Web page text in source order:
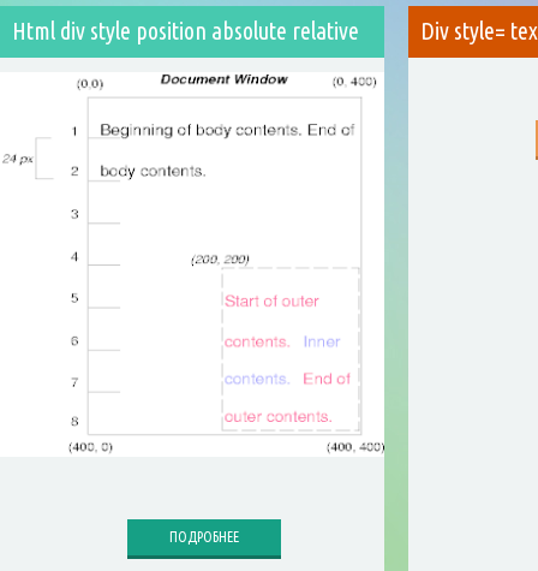
Html div style position absolute relative
ПОДРОБНЕЕ
Div style=